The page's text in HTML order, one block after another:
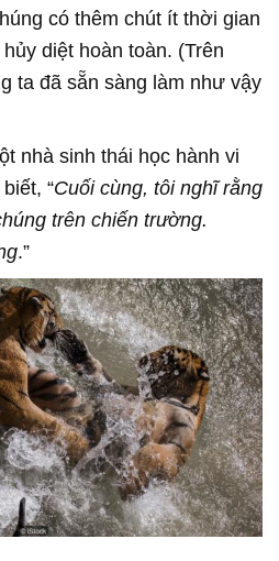
có thêm chút ít thời gian
diệt hoàn toàn. (Trên
ta đã sẵn sàng làm như vậy
nhà sinh thái học hành vi
“Cuối cùng, tôi nghĩ rằng
trên chiến trường.
.”